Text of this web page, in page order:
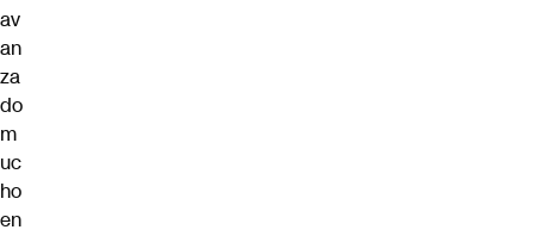
av
an
za
do
m
uc
ho
en